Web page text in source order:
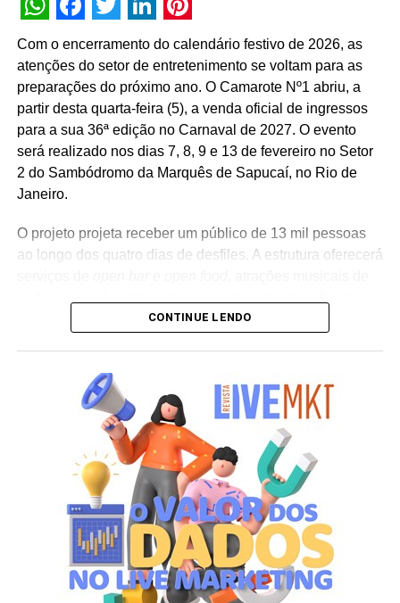
A estratégia de divulgação da campanha engloba
peças deOut of Home(OOH) e ações com
influenciadores digitais, reforçando o posicionamento do
banco na transformação digital do setor financeiro.
WhatsApp
Facebook
Twitter
LinkedIn
Pinterest
Com o encerramento do calendário festivo de 2026, as
atenções do setor de entretenimento se voltam para as
preparações do próximo ano. O Camarote Nº1 abriu, a
partir desta quarta-feira (5), a venda oficial de ingressos
para a sua 36ª edição no Carnaval de 2027. O evento
será realizado nos dias 7, 8, 9 e 13 de fevereiro no Setor
2 do Sambódromo da Marquês de Sapucaí, no Rio de
Janeiro.
O projeto projeta receber um público de 13 mil pessoas
ao longo dos quatro dias de desfiles. A estrutura oferecerá
marcas parceiras. “O Camarote Nº1 é um projeto que faz
uma experiência personalizada que nasce dolifestyle
cidade maravilhosa”, destaca Marcio Esher, sócio, diretor
de negócios e marketing da Holding Clube e gestor do
A produção do evento é assinada pela agência Banco_
em parceria com a Storymakers e a Cross Networking,
empresas pertencentes ao ecossistema da Holding
Clube. O projeto criativo mantém a assinatura “Brasil na
Veia”, conceito focado na valorização da cultura nacional,
da música e da hospitalidade carioca.
CONTINUE LENDO